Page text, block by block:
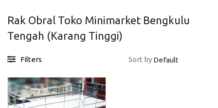
Rak Obral Toko Minimarket Bengkulu
Tengah (Karang Tinggi)
Filters Sort by